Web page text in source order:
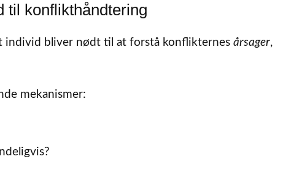
konflikthåndtering
individ bliver nødt til at forstå konflikternes årsager,
mekanismer: